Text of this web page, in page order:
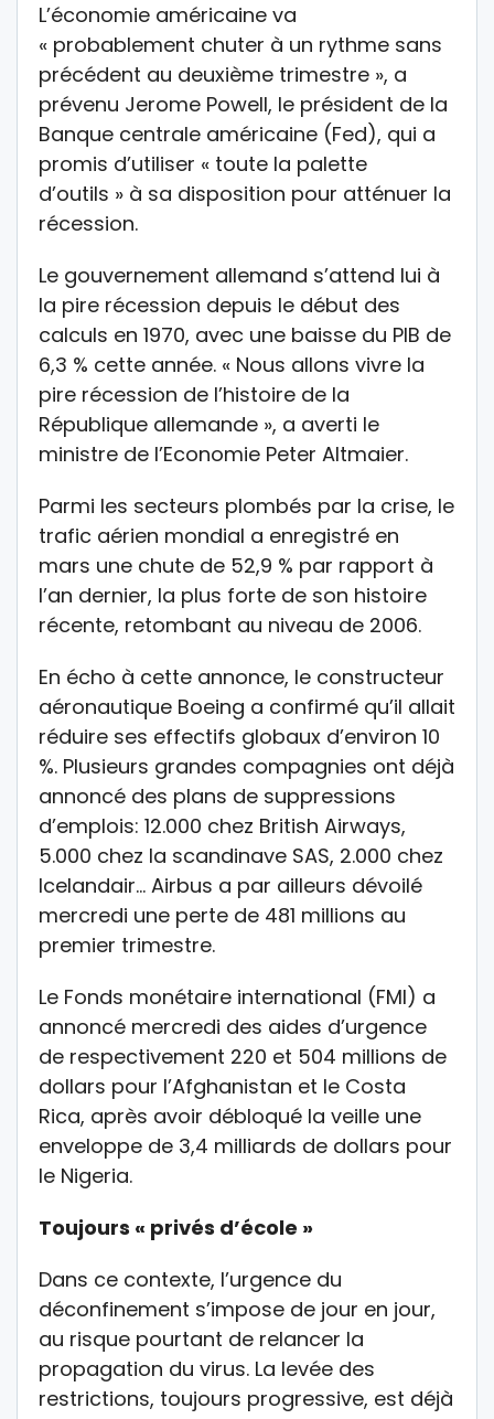
L’économie américaine va
« probablement chuter à un rythme sans
précédent au deuxième trimestre », a
prévenu Jerome Powell, le président de la
Banque centrale américaine (Fed), qui a
promis d’utiliser « toute la palette
d’outils » à sa disposition pour atténuer la
récession.
Le gouvernement allemand s’attend lui à
la pire récession depuis le début des
calculs en 1970, avec une baisse du PIB de
6,3 % cette année. « Nous allons vivre la
pire récession de l’histoire de la
République allemande », a averti le
ministre de l’Economie Peter Altmaier.
Parmi les secteurs plombés par la crise, le
trafic aérien mondial a enregistré en
mars une chute de 52,9 % par rapport à
l’an dernier, la plus forte de son histoire
récente, retombant au niveau de 2006.
En écho à cette annonce, le constructeur
aéronautique Boeing a confirmé qu’il allait
réduire ses effectifs globaux d’environ 10
%. Plusieurs grandes compagnies ont déjà
annoncé des plans de suppressions
d’emplois: 12.000 chez British Airways,
5.000 chez la scandinave SAS, 2.000 chez
Icelandair… Airbus a par ailleurs dévoilé
mercredi une perte de 481 millions au
premier trimestre.
Le Fonds monétaire international (FMI) a
annoncé mercredi des aides d’urgence
de respectivement 220 et 504 millions de
dollars pour l’Afghanistan et le Costa
Rica, après avoir débloqué la veille une
enveloppe de 3,4 milliards de dollars pour
le Nigeria.
Toujours « privés d’école »
Dans ce contexte, l’urgence du
déconfinement s’impose de jour en jour,
au risque pourtant de relancer la
propagation du virus. La levée des
restrictions, toujours progressive, est déjà